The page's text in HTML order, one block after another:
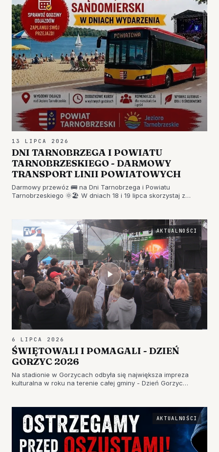
13 LIPCA 2026
DNI TARNOBRZEGA I POWIATU
TARNOBRZESKIEGO - DARMOWY
TRANSPORT LINII POWIATOWYCH
Darmowy przewóz 🚌 na Dni Tarnobrzega i Powiatu
Tarnobrzeskiego 🌞🏖️ W dniach 18 i 19 lipca skorzystaj z
AKTUALNOŚCI
6 LIPCA 2026
ŚWIĘTOWALI I POMAGALI - DZIEŃ
GORZYC 2026
Na stadionie w Gorzycach odbyła się największa impreza
kulturalna w roku na terenie całej gminy - Dzień Gorzyc
AKTUALNOŚCI